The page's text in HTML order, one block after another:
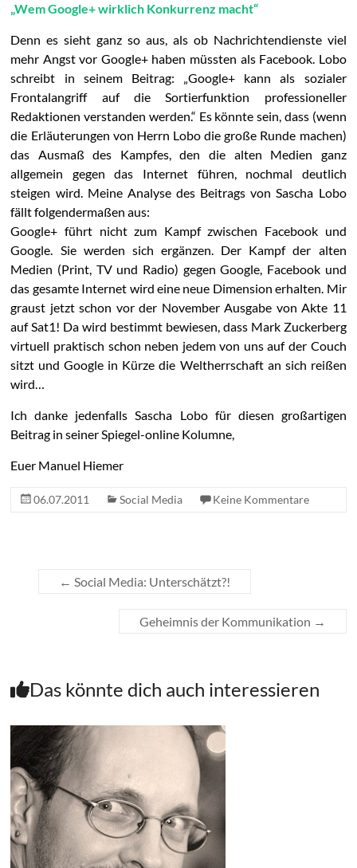
„Wem Google+ wirklich Konkurrenz macht“
Denn es sieht ganz so aus, als ob Nachrichtendienste viel
mehr Angst vor Google+ haben müssten als Facebook. Lobo
schreibt in seinem Beitrag: „Google+ kann als sozialer
Frontalangriff auf die Sortierfunktion professioneller
Redaktionen verstanden werden.“ Es könnte sein, dass (wenn
die Erläuterungen von Herrn Lobo die große Runde machen)
das Ausmaß des Kampfes, den die alten Medien ganz
allgemein gegen das Internet führen, nochmal deutlich
steigen wird. Meine Analyse des Beitrags von Sascha Lobo
fällt folgendermaßen aus:
Google+ führt nicht zum Kampf zwischen Facebook und
Google. Sie werden sich ergänzen. Der Kampf der alten
Medien (Print, TV und Radio) gegen Google, Facebook und
das gesamte Internet wird eine neue Dimension erhalten. Mir
graust jetzt schon vor der November Ausgabe von Akte 11
auf Sat1! Da wird bestimmt bewiesen, dass Mark Zuckerberg
virtuell praktisch schon neben jedem von uns auf der Couch
sitzt und Google in Kürze die Weltherrschaft an sich reißen
wird…
Ich danke jedenfalls Sascha Lobo für diesen großartigen
Beitrag in seiner Spiegel-online Kolumne,
Euer Manuel Hiemer
06.07.2011 Social Media Keine Kommentare
← Social Media: Unterschätzt?!
Geheimnis der Kommunikation →
Das könnte dich auch interessieren